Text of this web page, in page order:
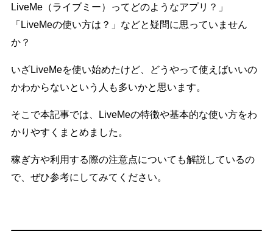
LiveMe（ライブミー）ってどのようなアプリ？」
「LiveMeの使い方は？」などと疑問に思っていません
か？
いざLiveMeを使い始めたけど、どうやって使えばいいの
かわからないという人も多いかと思います。
そこで本記事では、LiveMeの特徴や基本的な使い方をわ
かりやすくまとめました。
稼ぎ方や利用する際の注意点についても解説しているの
で、ぜひ参考にしてみてください。